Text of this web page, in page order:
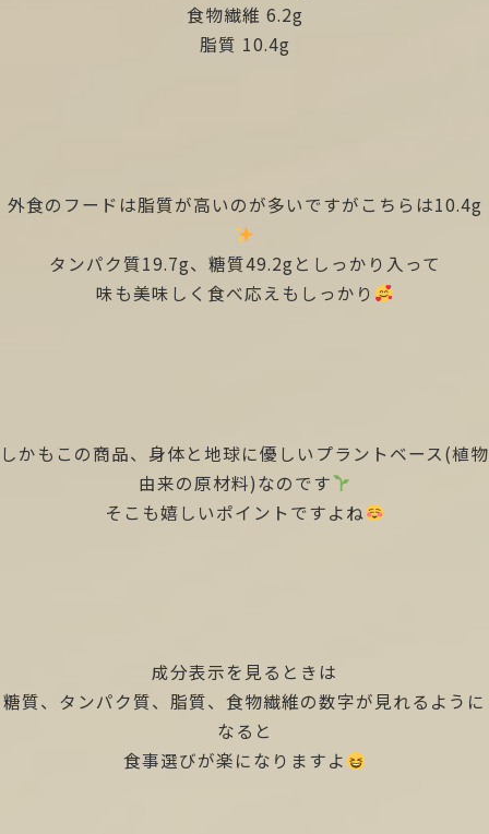
食物繊維 6.2g
脂質 10.4g
外食のフードは脂質が高いのが多いですがこちらは10.4g
タンパク質19.7g、糖質49.2gとしっかり入って
味も美味しく食べ応えもしっかり
しかもこの商品、身体と地球に優しいプラントベース(植物
由来の原材料)なのです
そこも嬉しいポイントですよね
成分表示を見るときは
糖質、タンパク質、脂質、食物繊維の数字が見れるように
なると
食事選びが楽になりますよ